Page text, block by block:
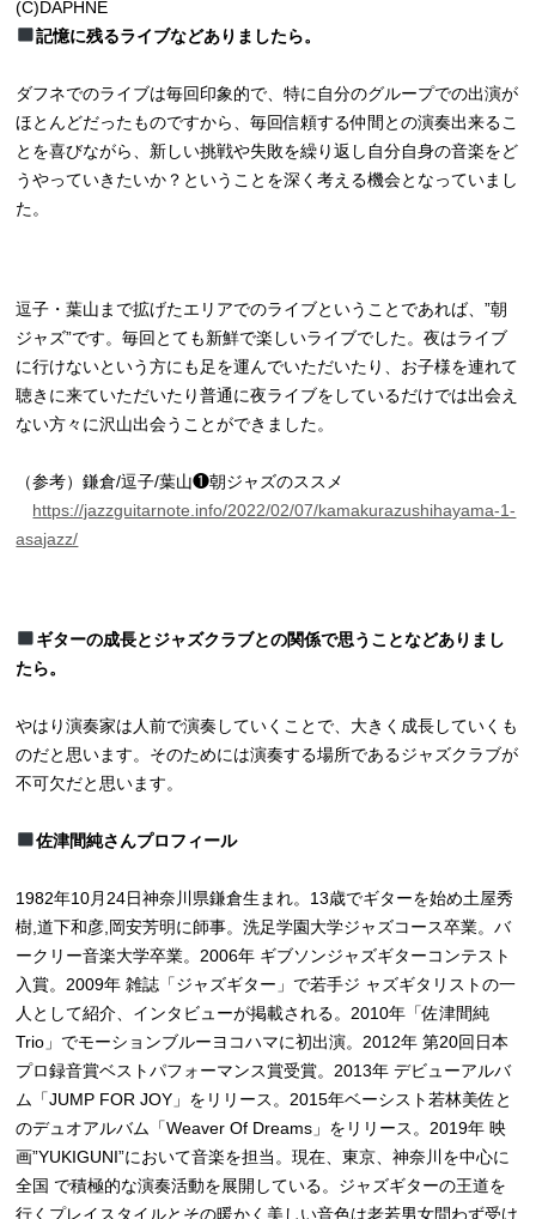
(C)DAPHNE
記憶に残るライブなどありましたら。
ダフネでのライブは毎回印象的で、特に自分のグループでの出演が
ほとんどだったものですから、毎回信頼する仲間との演奏出来るこ
とを喜びながら、新しい挑戦や失敗を繰り返し自分自身の音楽をど
うやっていきたいか？ということを深く考える機会となっていまし
た。
逗子・葉山まで拡げたエリアでのライブということであれば、”朝
ジャズ”です。毎回とても新鮮で楽しいライブでした。夜はライブ
に行けないという方にも足を運んでいただいたり、お子様を連れて
聴きに来ていただいたり普通に夜ライブをしているだけでは出会え
ない方々に沢山出会うことができました。
（参考）鎌倉/逗子/葉山❶朝ジャズのススメ
https://jazzguitarnote.info/2022/02/07/kamakurazushihayama-1-
asajazz/
ギターの成長とジャズクラブとの関係で思うことなどありまし
たら。
やはり演奏家は人前で演奏していくことで、大きく成長していくも
のだと思います。そのためには演奏する場所であるジャズクラブが
不可欠だと思います。
佐津間純さんプロフィール
1982年10月24日神奈川県鎌倉生まれ。13歳でギターを始め土屋秀
樹,道下和彦,岡安芳明に師事。洗足学園大学ジャズコース卒業。バ
ークリー音楽大学卒業。2006年 ギブソンジャズギターコンテスト
入賞。2009年 雑誌「ジャズギター」で若手ジ ャズギタリストの一
人として紹介、インタビューが掲載される。2010年「佐津間純
Trio」でモーションブルーヨコハマに初出演。2012年 第20回日本
プロ録音賞ベストパフォーマンス賞受賞。2013年 デビューアルバ
ム「JUMP FOR JOY」をリリース。2015年ベーシスト若林美佐と
のデュオアルバム「Weaver Of Dreams」をリリース。2019年 映
画”YUKIGUNI”において音楽を担当。現在、東京、神奈川を中心に
全国 で積極的な演奏活動を展開している。ジャズギターの王道を
行くプレイスタイルとその暖かく美しい音色は老若男女問わず受け